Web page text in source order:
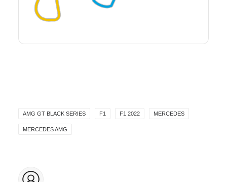
AMG GT BLACK SERIES F1 F1 2022 MERCEDES
MERCEDES AMG